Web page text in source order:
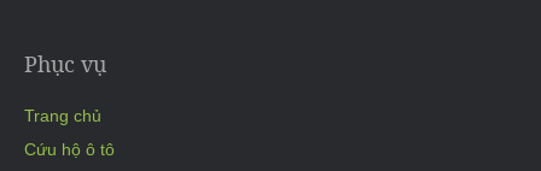
Phục vụ
Trang chủ
Cứu hộ ô tô